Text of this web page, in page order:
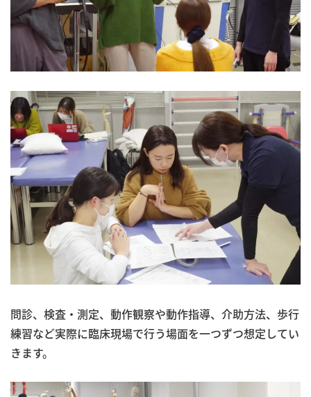
問診、検査・測定、動作観察や動作指導、介助方法、歩行
練習など実際に臨床現場で行う場面を一つずつ想定してい
きます。